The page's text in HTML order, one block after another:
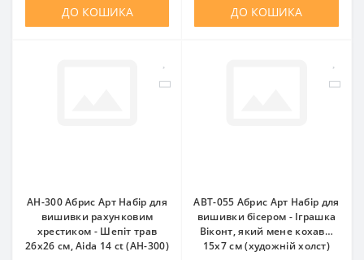
ДО КОШИКА ДО КОШИКА
AH-300 Абрис Арт Набір для
вишивки рахунковим
хрестиком - Шепіт трав
26x26 см, Aida 14 ct (АН-300)
ABT-055 Абрис Арт Набір для
вишивки бісером - Іграшка
Віконт, який мене кохав…
15x7 см (художній холст)